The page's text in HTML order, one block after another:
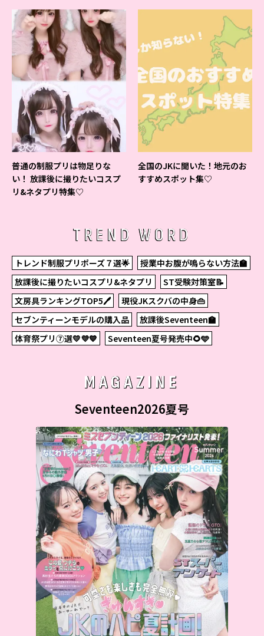
普通の制服プリは物足りな
い！ 放課後に撮りたいコスプ
リ&ネタプリ特集♡
全国のJKに聞いた！地元のお
すすめスポット集♡
TREND WORD
トレンド制服プリポーズ７選🌟
授業中お腹が鳴らない方法🏫
放課後に撮りたいコスプリ&ネタプリ
ST受験対策室📝
文房具ランキングTOP5🖊
現役JKスクバの中身👜
セブンティーンモデルの購入品
放課後Seventeen🏫
体育祭プリ⑦選💛💜💙
Seventeen夏号発売中🌻🩵
MAGAZINE
Seventeen2026夏号